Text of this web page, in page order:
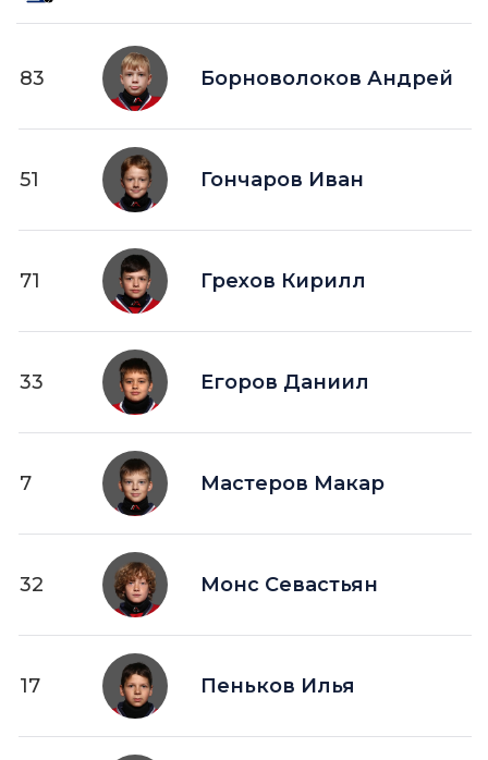
83 Борноволоков Андрей
51 Гончаров Иван
71 Грехов Кирилл
33 Егоров Даниил
7 Мастеров Макар
32 Монс Севастьян
17 Пеньков Илья